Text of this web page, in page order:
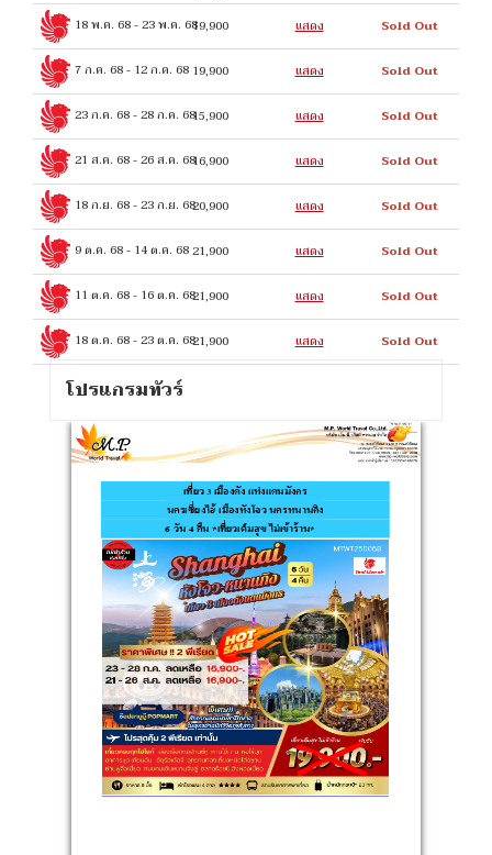
18 พ.ค. 68-23 พ.ค. 6819,900 แสดง Sold Out
7 ก.ค. 68- 12 ก.ค. 68 19,900 แสดง Sold Out
23 ก.ค. 68-28 ก.ค. 6815,900 แสดง Sold Out
21 ส.ค. 68-26 ส.ค. 6816,900 แสดง Sold Out
18 ก.ย. 68-23 ก.ย. 6820,900 แสดง Sold Out
9 ต.ค. 68- 14 ต.ค. 6821,900 แสดง Sold Out
11 ต.ค. 68- 16 ต.ค. 6821,900 แสดง Sold Out
18 ต.ค. 68-23 ต.ค. 6821,900 แสดง Sold Out
โปรแกรมทัวร์